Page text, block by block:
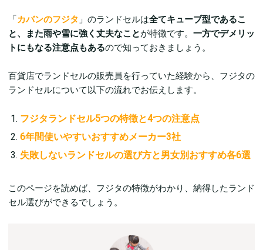
「 カバンのフジタ 」のランドセルは全てキューブ型であるこ
と、また雨や雪に強く丈夫なことが特徴です。 一方でデメリッ
トにもなる注意点もあるので知っておきましょう。
百貨店でランドセルの販売員を行っていた経験から、フジタの
ランドセルについて以下の流れでお伝えします。
フジタランドセル5つの特徴と4つの注意点
6年間使いやすいおすすめメーカー3社
失敗しないランドセルの選び方と男女別おすすめ各6選
このページを読めば、フジタの特徴がわかり、納得したランド
セル選びができるでしょう。